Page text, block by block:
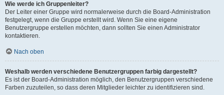
Wie werde ich Gruppenleiter?
Der Leiter einer Gruppe wird normalerweise durch die Board-Administration
festgelegt, wenn die Gruppe erstellt wird. Wenn Sie eine eigene
Benutzergruppe erstellen möchten, dann sollten Sie einen Administrator
kontaktieren.
Nach oben
Weshalb werden verschiedene Benutzergruppen farbig dargestellt?
Es ist der Board-Administration möglich, den Benutzergruppen verschiedene
Farben zuzuteilen, so dass deren Mitglieder leichter zu identifizieren sind.